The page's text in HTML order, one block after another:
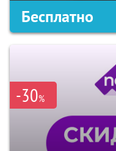
Бесплатно
-30%